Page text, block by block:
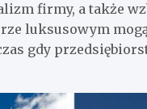
firmy, a także
luksusowym
gdy